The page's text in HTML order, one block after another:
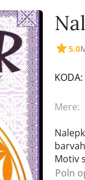
5.0
KODA:
Mere:
Motiv
Poln